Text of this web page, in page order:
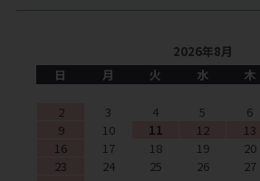
2026年8月
日
月 火 水 木
2
3 4 5 6
9
10 11 12 13
16
17 18 19 20
23
24 25 26 27